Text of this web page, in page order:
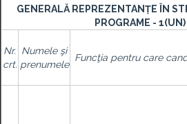
GENERALĂ REPREZENTANȚE ÎN
PROGRAME -
Nr.
crt.
Numele şi
prenumele
Funcţia pentru care